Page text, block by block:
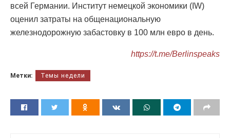
всей Германии. Институт немецкой экономики (IW)
оценил затраты на общенациональную
железнодорожную забастовку в 100 млн евро в день.
https://t.me/Berlinspeaks
Метки: Темы недели